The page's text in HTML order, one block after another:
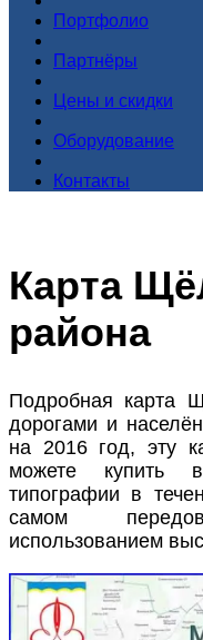
Портфолио
Партнёры
Цены и скидки
Оборудование
Контакты
Карта
района
Подробная карта
дорогами и
на 2016 год, эту
можете купить
типографии в
самом
использованием